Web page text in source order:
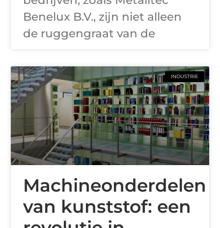
Benelux B.V., zijn niet alleen
de ruggengraat van de
INDUSTRIE
Machineonderdelen
van kunststof: een